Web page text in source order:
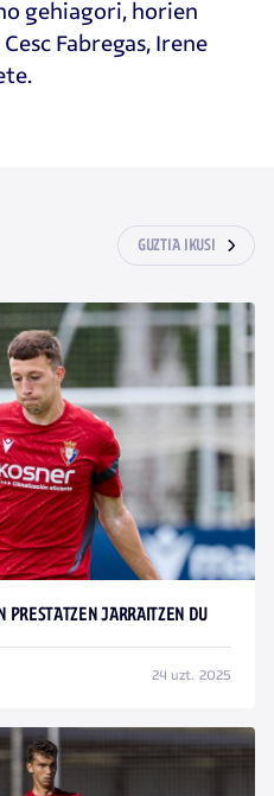
gehiagori, horien
Fabregas, Irene
GUZTIA IKUSI
PRESTATZEN JARRAITZEN DU
24 uzt. 2025